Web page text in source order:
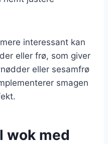
interessant kan
eller frø, som giver
eller sesamfrø
smagen
wok med